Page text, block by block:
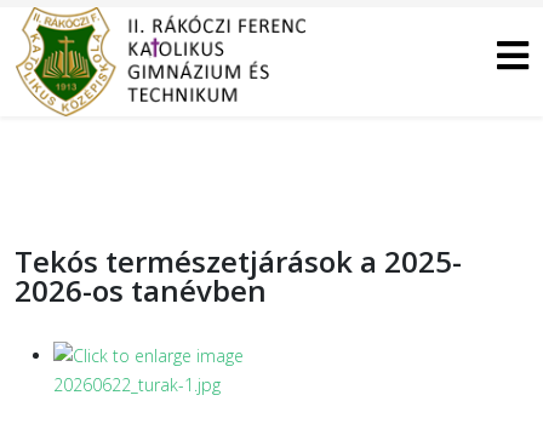
Tekós természetjárások a 2025-
2026-os tanévben